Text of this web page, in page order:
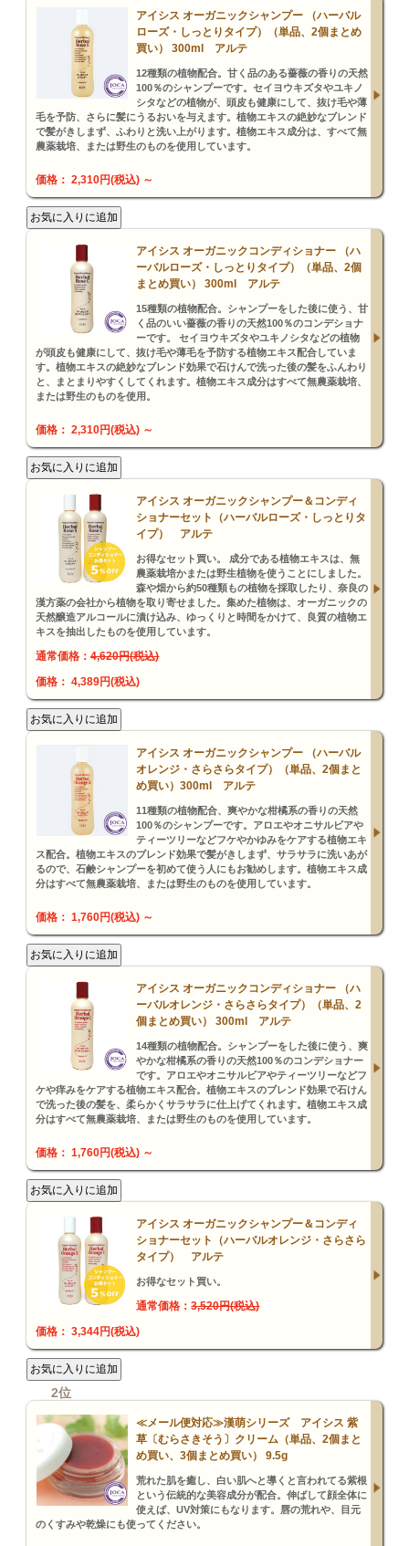
アイシス オーガニックシャンプー （ハーバル
ローズ・しっとりタイプ）（単品、2個まとめ
買い） 300ml アルテ
12種類の植物配合。甘く品のある薔薇の香りの天然
100％のシャンプーです。セイヨウキズタやユキノ
シタなどの植物が、頭皮も健康にして、抜け毛や薄
毛を予防、さらに髪にうるおいを与えます。植物エキスの絶妙なブレンド
で髪がきしまず、ふわりと洗い上がります。植物エキス成分は、すべて無
農薬栽培、または野生のものを使用しています。
価格： 2,310円(税込) ～
アイシス オーガニックコンディショナー （ハ
ーバルローズ・しっとりタイプ）（単品、2個
まとめ買い） 300ml アルテ
15種類の植物配合。シャンプーをした後に使う、甘
く品のいい薔薇の香りの天然100％のコンデショナ
ーです。 セイヨウキズタやユキノシタなどの植物
が頭皮も健康にして、抜け毛や薄毛を予防する植物エキス配合していま
す。植物エキスの絶妙なブレンド効果で石けんで洗った後の髪をふんわり
と、まとまりやすくしてくれます。植物エキス成分はすべて無農薬栽培、
または野生のものを使用。
価格： 2,310円(税込) ～
アイシス オーガニックシャンプー＆コンディ
ショナーセット（ハーバルローズ・しっとりタ
イプ） アルテ
お得なセット買い。 成分である植物エキスは、無
農薬栽培かまたは野生植物を使うことにしました。
森や畑から約50種類もの植物を採取したり、奈良の
漢方薬の会社から植物を取り寄せました。集めた植物は、オーガニックの
天然醸造アルコールに漬け込み、ゆっくりと時間をかけて、良質の植物エ
キスを抽出したものを使用しています。
通常価格：4,620円(税込)
価格： 4,389円(税込)
アイシス オーガニックシャンプー （ハーバル
オレンジ・さらさらタイプ）（単品、2個まと
め買い）300ml アルテ
11種類の植物配合、爽やかな柑橘系の香りの天然
100％のシャンプーです。アロエやオニサルビアや
ティーツリーなどフケやかゆみをケアする植物エキ
ス配合。植物エキスのブレンド効果で髪がきしまず、サラサラに洗いあが
るので、石鹸シャンプーを初めて使う人にもお勧めします。植物エキス成
分はすべて無農薬栽培、または野生のものを使用しています。
価格： 1,760円(税込) ～
アイシス オーガニックコンディショナー （ハ
ーバルオレンジ・さらさらタイプ）（単品、2
個まとめ買い） 300ml アルテ
14種類の植物配合。シャンプーをした後に使う、爽
やかな柑橘系の香りの天然100％のコンデショナー
です。アロエやオニサルビアやティーツリーなどフ
ケや痒みをケアする植物エキス配合。植物エキスのブレンド効果で石けん
で洗った後の髪を、柔らかくサラサラに仕上げてくれます。植物エキス成
分はすべて無農薬栽培、または野生のものを使用しています。
価格： 1,760円(税込) ～
アイシス オーガニックシャンプー＆コンディ
ショナーセット（ハーバルオレンジ・さらさら
タイプ） アルテ
お得なセット買い。
通常価格：3,520円(税込)
価格： 3,344円(税込)
2位
≪メール便対応≫漢萌シリーズ アイシス 紫
草〔むらさきそう〕クリーム（単品、2個まと
め買い、3個まとめ買い） 9.5g
荒れた肌を癒し、白い肌へと導くと言われてる紫根
という伝統的な美容成分が配合。伸ばして顔全体に
使えば、UV対策にもなります。唇の荒れや、目元
のくすみや乾燥にも使ってください。